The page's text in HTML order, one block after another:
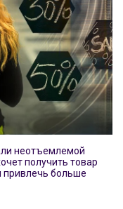
неотъемлемой
получить товар
привлечь больше